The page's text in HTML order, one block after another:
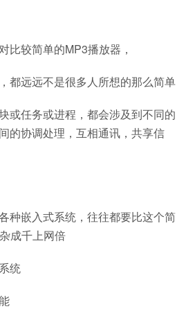
比较简单的MP3播放器，
都远远不是很多人所想的那么简单
或任务或进程，都会涉及到不同的
的协调处理，互相通讯，共享信
种嵌入式系统，往往都要比这个简
成千上网倍
统